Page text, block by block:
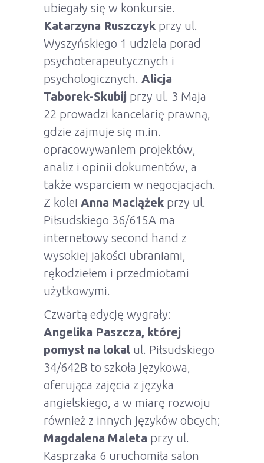
ubiegały się w konkursie.
Katarzyna Ruszczyk przy ul.
Wyszyńskiego 1 udziela porad
psychoterapeutycznych i
psychologicznych. Alicja
Taborek-Skubij przy ul. 3 Maja
22 prowadzi kancelarię prawną,
gdzie zajmuje się m.in.
opracowywaniem projektów,
analiz i opinii dokumentów, a
także wsparciem w negocjacjach.
Z kolei Anna Maciążek przy ul.
Piłsudskiego 36/615A ma
internetowy second hand z
wysokiej jakości ubraniami,
rękodziełem i przedmiotami
użytkowymi.
Czwartą edycję wygrały:
Angelika Paszcza, której
pomysł na lokal ul. Piłsudskiego
34/642B to szkoła językowa,
oferująca zajęcia z języka
angielskiego, a w miarę rozwoju
również z innych języków obcych;
Magdalena Maleta przy ul.
Kasprzaka 6 uruchomiła salon